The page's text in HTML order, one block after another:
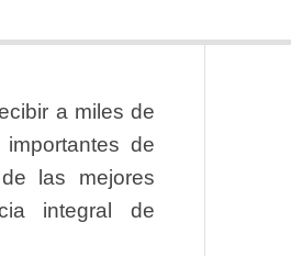
a miles de
de
las mejores
integral de